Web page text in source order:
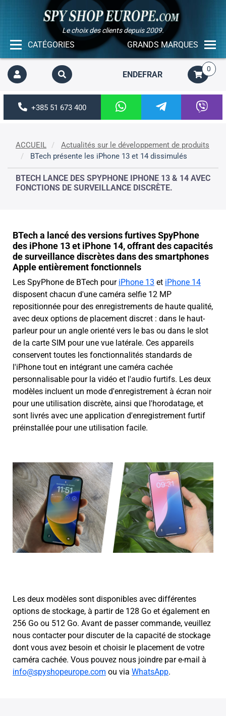
Le choix des clients depuis 2009.
GRANDS MARQUES
CATÉGORIES
ENDEFRAR
0
+385 51 673 400
ACCUEIL
Actualités sur le développement de produits
BTech présente les iPhone 13 et 14 dissimulés
BTECH LANCE DES SPYPHONE IPHONE 13 & 14 AVEC
FONCTIONS DE SURVEILLANCE DISCRÈTE.
BTech a lancé des versions furtives SpyPhone
des iPhone 13 et iPhone 14, offrant des capacités
de surveillance discrètes dans des smartphones
Apple entièrement fonctionnels
Les SpyPhone de BTech pour iPhone 13 et iPhone 14
disposent chacun d'une caméra selfie 12 MP
repositionnée pour des enregistrements de haute qualité,
avec deux options de placement discret : dans le haut-
parleur pour un angle orienté vers le bas ou dans le slot
de la carte SIM pour une vue latérale. Ces appareils
conservent toutes les fonctionnalités standards de
l'iPhone tout en intégrant une caméra cachée
personnalisable pour la vidéo et l'audio furtifs. Les deux
modèles incluent un mode d'enregistrement à écran noir
pour une utilisation discrète, ainsi que l'horodatage, et
sont livrés avec une application d'enregistrement furtif
préinstallée pour une utilisation facile.
Les deux modèles sont disponibles avec différentes
options de stockage, à partir de 128 Go et également en
256 Go ou 512 Go. Avant de passer commande, veuillez
nous contacter pour discuter de la capacité de stockage
dont vous avez besoin et choisir le placement de votre
caméra cachée. Vous pouvez nous joindre par e-mail à
info@spyshopeurope.com ou via WhatsApp.